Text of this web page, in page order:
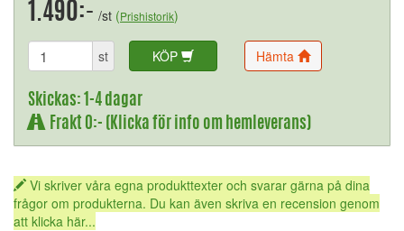
1.490:- /st (Prishistorik)
st KÖP Hämta
Skickas: 1-4 dagar
Frakt 0:- (Klicka för info om hemleverans)
Vi skriver våra egna produkttexter och svarar gärna på dina
frågor om produkterna. Du kan även skriva en recension genom
att klicka här...